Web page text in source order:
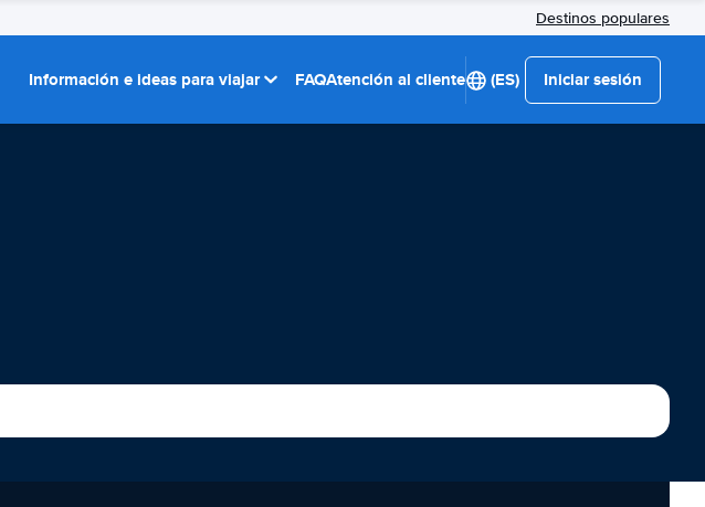
Destinos populares
Información e ideas para viajar FAQAtención al cliente (ES) Iniciar sesión